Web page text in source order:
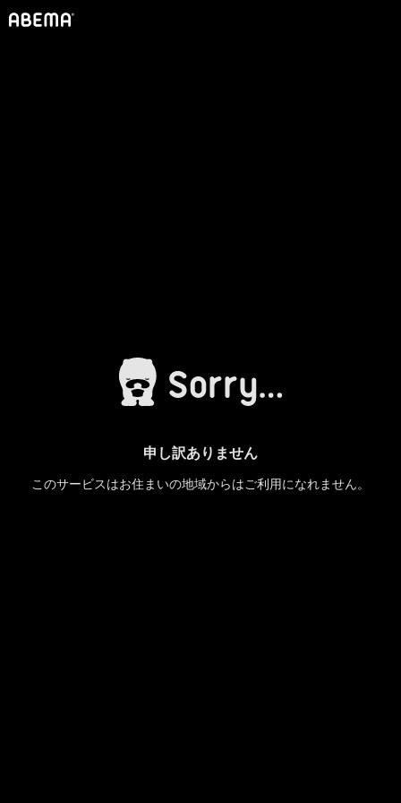
申し訳ありません
このサービスはお住まいの地域からはご利用になれません。